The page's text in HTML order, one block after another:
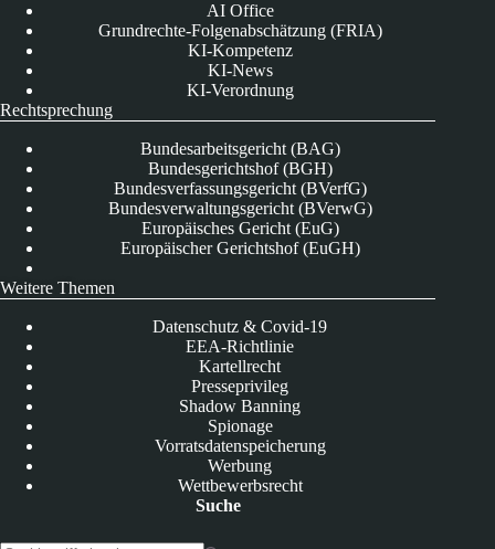
AI Office
Grundrechte-Folgenabschätzung (FRIA)
KI-Kompetenz
KI-News
KI-Verordnung
Rechtsprechung
Bundesarbeitsgericht (BAG)
Bundesgerichtshof (BGH)
Bundesverfassungsgericht (BVerfG)
Bundesverwaltungsgericht (BVerwG)
Europäisches Gericht (EuG)
Europäischer Gerichtshof (EuGH)
Weitere Themen
Datenschutz & Covid-19
EEA-Richtlinie
Kartellrecht
Presseprivileg
Shadow Banning
Spionage
Vorratsdatenspeicherung
Werbung
Wettbewerbsrecht
Suche